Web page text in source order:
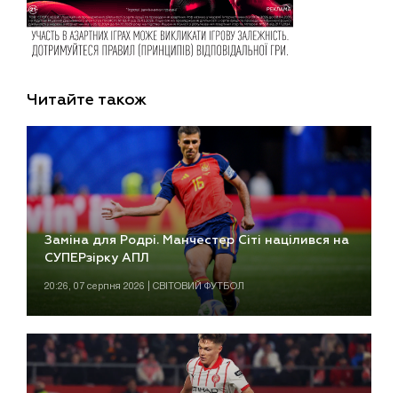
Читайте також
Заміна для Родрі. Манчестер Сіті націлився на
СУПЕРзірку АПЛ
20:26, 07 серпня 2026 | СВІТОВИЙ ФУТБОЛ